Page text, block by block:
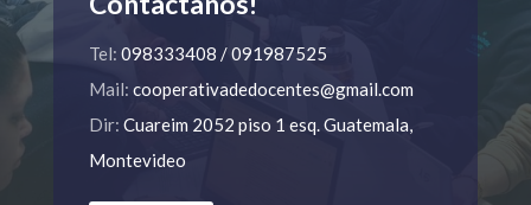
Tel: 098333408 / 091987525
Mail: cooperativadedocentes@gmail.com
Dir: Cuareim 2052 piso 1 esq. Guatemala,
Montevideo